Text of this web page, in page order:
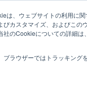
は、ウェブサイトの利用に
カスタマイズ、およびこの
のCookieについての詳細は、
ラウザーではトラッキング
拡張機
能
ユーザ